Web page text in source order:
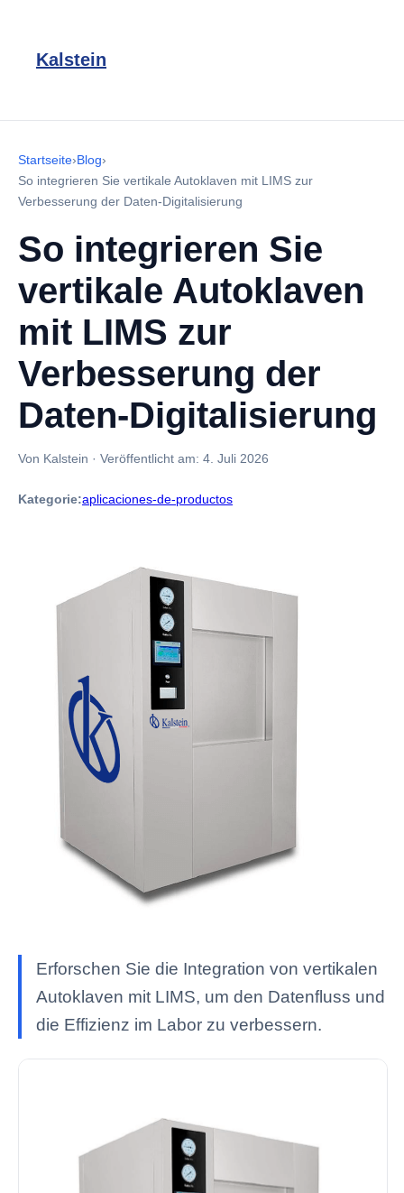
Kalstein
Startseite›Blog›
So integrieren Sie vertikale Autoklaven mit LIMS zur
Verbesserung der Daten-Digitalisierung
So integrieren Sie
vertikale Autoklaven
mit LIMS zur
Verbesserung der
Daten-Digitalisierung
Von Kalstein · Veröffentlicht am: 4. Juli 2026
Kategorie:aplicaciones-de-productos
Erforschen Sie die Integration von vertikalen
Autoklaven mit LIMS, um den Datenfluss und
die Effizienz im Labor zu verbessern.